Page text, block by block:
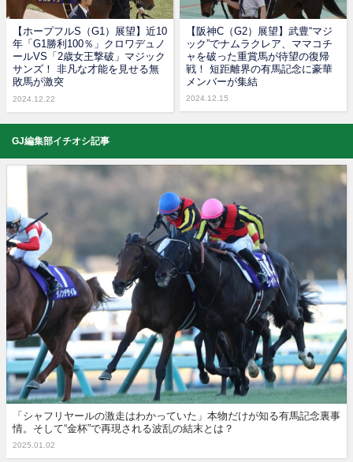
【ホープフルS（G1）展望】近10
年「G1勝利100％」クロワデュノ
ールVS「2歳女王撃破」マジック
サンズ！ 非凡な才能を見せる無
敗馬が激突
2024.12.22
【阪神C（G2）展望】武豊“マジ
ック”でナムラクレア、ママコチ
ャを破った重賞馬が待望の復帰
戦！ 短距離界の有馬記念に豪華
メンバーが集結
2024.12.15
GJ編集部イチオシ記事
「シャフリヤールの激走はわかっていた」本物だけが知る有馬記念裏事
情。そして“金杯”で再現される波乱の結末とは？
2025.01.02